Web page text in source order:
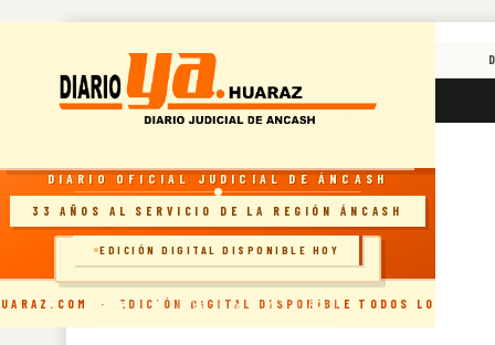
· EDICIÓN DIGITAL DISPONIBLE TODOS LOS DÍAS
RESOLUCIÓN INDECOPI · DIARIO OFICIAL
DIARIO OFICIAL JUDICIAL DE ÁNCASH
33 AÑOS AL SERVICIO DE LA REGIÓN ÁNCASH
🗞️ INGRESAR AL SITIO
EDICIÓN DIGITAL DISPONIBLE HOY
content
jueves, agosto 6, 2026